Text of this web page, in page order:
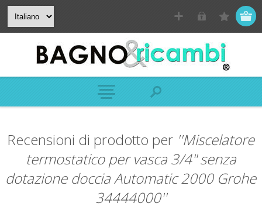
Recensioni di prodotto per Miscelatore
termostatico per vasca 3/4" senza
dotazione doccia Automatic 2000 Grohe
34444000